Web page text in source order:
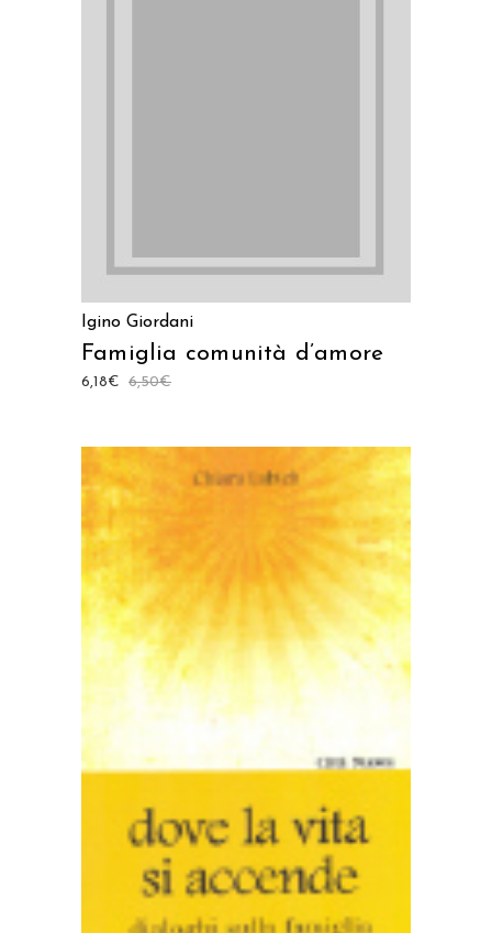
Igino Giordani
Famiglia comunità d’amore
6,50€
6,18€
AGGIUNGI AL CARRELLO